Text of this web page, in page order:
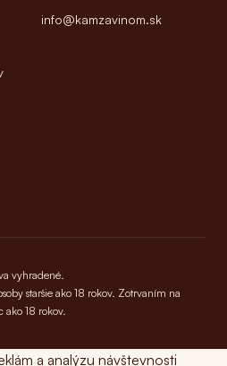
info@kamzavinom.sk
vyhradené.
staršie ako 18 rokov. Zotrvaním na
18 rokov.
a analýzu návštevnosti